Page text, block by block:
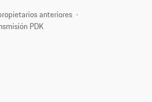
anteriores
PDK